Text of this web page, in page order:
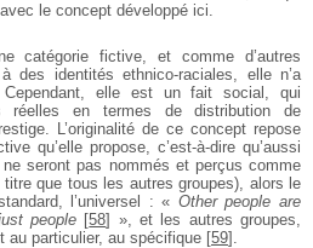
le concept développé ici.
catégorie fictive, et comme d’autres
des identités ethnico-raciales, elle n’a
Cependant, elle est un fait social, qui
réelles en termes de distribution de
L’originalité de ce concept repose
qu’elle propose, c’est-à-dire qu’aussi
seront pas nommés et perçus comme
que tous les autres groupes), alors le
l’universel : « Other people are
people [58] », et les autres groupes,
au particulier, au spécifique [59] .